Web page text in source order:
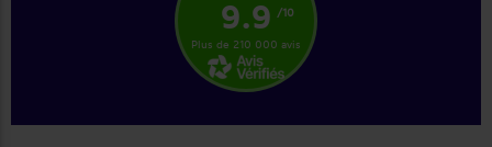
9.9 /10
Plus de 210 000 avis